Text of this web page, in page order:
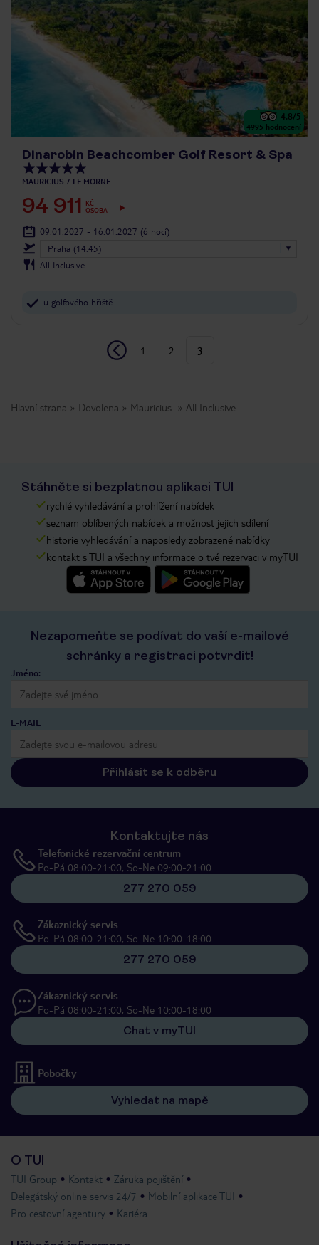
4.8/5
4995 hodnocení
Dinarobin Beachcomber Golf Resort & Spa
MAURICIUS LE MORNE
94 911
KČ
OSOBA
09.01.2027 - 16.01.2027 (6 nocí)
Praha (14:45)
All Inclusive
u golfového hřiště
1 2 3
Hlavní strana Dovolena Mauricius All Inclusive
Stáhněte si bezplatnou aplikaci TUI
rychlé vyhledávání a prohlížení nabídek
seznam oblíbených nabídek a možnost jejich sdílení
historie vyhledávání a naposledy zobrazené nabídky
kontakt s TUI a všechny informace o tvé rezervaci v myTUI
Nezapomeňte se podívat do vaší e-mailové
schránky a registraci potvrdit!
Jméno:
E-MAIL
Přihlásit se k odběru
Kontaktujte nás
Telefonické rezervační centrum
Po-Pá 08:00-21:00, So-Ne 09:00-21:00
277 270 059
Zákaznický servis
Po-Pá 08:00-21:00, So-Ne 10:00-18:00
277 270 059
Zákaznický servis
Po-Pá 08:00-21:00, So-Ne 10:00-18:00
Chat v myTUI
Pobočky
Vyhledat na mapě
O TUI
TUI Group Kontakt
Záruka pojištění
Delegátský online servis 24/7
Mobilní aplikace TUI
Pro cestovní agentury
Kariéra